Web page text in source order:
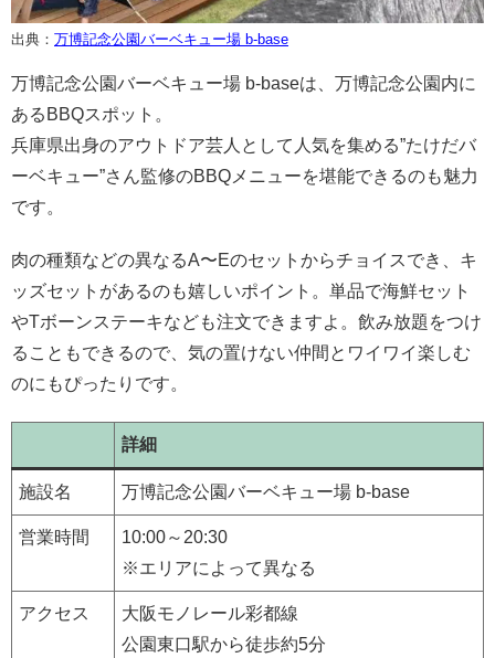
出典： 万博記念公園バーベキュー場 b-base
万博記念公園バーベキュー場 b-baseは、万博記念公園内に
あるBBQスポット。
兵庫県出身のアウトドア芸人として人気を集める”たけだバ
ーベキュー”さん監修のBBQメニューを堪能できるのも魅力
です。
肉の種類などの異なるA〜Eのセットからチョイスでき、キ
ッズセットがあるのも嬉しいポイント。単品で海鮮セット
やTボーンステーキなども注文できますよ。飲み放題をつけ
ることもできるので、気の置けない仲間とワイワイ楽しむ
のにもぴったりです。
詳細
施設名 万博記念公園バーベキュー場 b-base
営業時間
10:00～20:30
※エリアによって異なる
アクセス
大阪モノレール彩都線
公園東口駅から徒歩約5分